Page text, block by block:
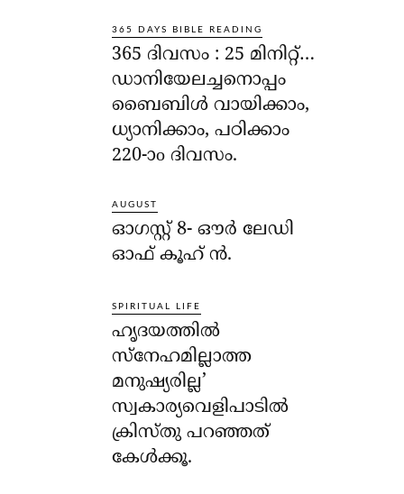
365 DAYS BIBLE READING
365 ദിവസം : 25 മിനിറ്റ്…
ഡാനിയേലച്ചനൊപ്പം
ബൈബിൾ വായിക്കാം,
ധ്യാനിക്കാം, പഠിക്കാം
220-ാo ദിവസം.
AUGUST
ഓഗസ്റ്റ് 8- ഔര്‍ ലേഡി
ഓഫ് കൂഹ് ന്‍.
SPIRITUAL LIFE
ഹൃദയത്തില്‍
സ്‌നേഹമില്ലാത്ത
മനുഷ്യരില്ല’
സ്വകാര്യവെളിപാടില്‍
ക്രിസ്തു പറഞ്ഞത്
കേള്‍ക്കൂ.